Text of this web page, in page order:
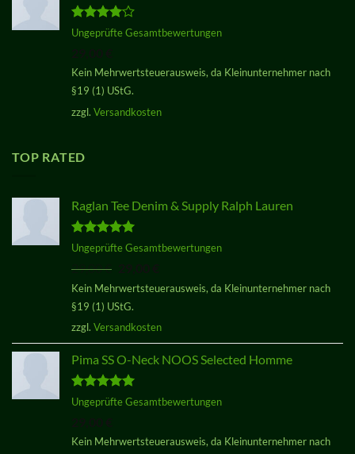
Bewertet
Ungeprüfte Gesamtbewertungen
Kein Mehrwertsteuerausweis, da Kleinunternehmer nach
§19 (1) UStG.
zzgl. Versandkosten
TOP RATED
Raglan Tee Denim & Supply Ralph Lauren
Bewertet
von 5
Ungeprüfte Gesamtbewertungen
29,00€
Preis
war:
Preis
Kein Mehrwertsteuerausweis, da Kleinunternehmer nach
§19 (1) UStG.
zzgl. Versandkosten
Pima SS O-Neck NOOS Selected Homme
Bewertet
Ungeprüfte Gesamtbewertungen
Kein Mehrwertsteuerausweis, da Kleinunternehmer nach